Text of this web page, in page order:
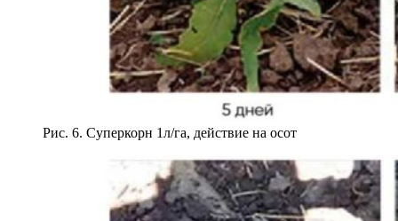
Рис. 6. Суперкорн 1л/га, действие на осот